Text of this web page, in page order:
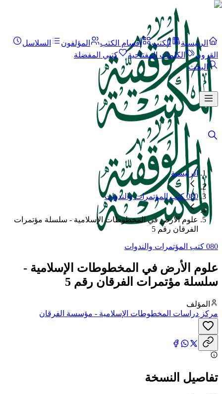
الرئيسية الكتب أقسام الكتب المؤلفون
السلاسل
القرون
الكلمات المفتاحية
كتبي المفضلة
البحث
الرئيسية
080 كتب المؤتمرات والندوات
علوم الأرض في المخطوطات الإسلامية - سلسلة مؤتمرات
الفرقان رقم 5
080 كتب المؤتمرات والندوات
علوم الأرض في المخطوطات الإسلامية -
سلسلة مؤتمرات الفرقان رقم 5
المؤلف
مركز دراسات المخطوطات الإسلامية - مؤسسة الفرقان
تفاصيل النسخة